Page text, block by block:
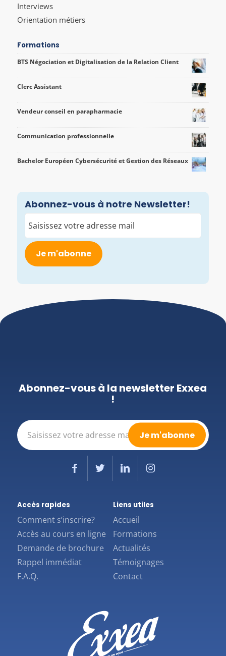
Interviews
Orientation métiers
Formations
BTS Négociation et Digitalisation de la Relation Client
Clerc Assistant
Vendeur conseil en parapharmacie
Communication professionnelle
Bachelor Européen Cybersécurité et Gestion des Réseaux
Abonnez-vous à notre Newsletter!
E-
mail
(Nécessaire)
Abonnez-vous à la newsletter Exxea
!
E-
mail
(Nécessaire)
Accès rapides
Comment s’inscrire?
Accès au cours en ligne
Demande de brochure
Rappel immédiat
F.A.Q.
Liens utiles
Accueil
Formations
Actualités
Témoignages
Contact